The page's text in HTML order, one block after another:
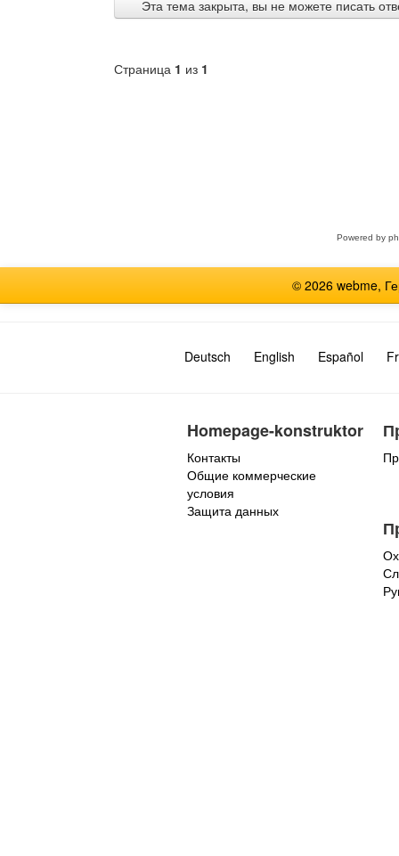
Эта тема закрыта, вы не можете писать
Страница 1 из 1
Powered by
© 2026 webme,
Deutsch English Español
Homepage-konstruktor
Контакты
Общие коммерческие
условия
Защита данных